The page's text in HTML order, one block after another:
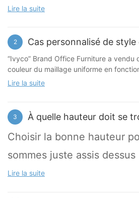
Lire la suite
2 Cas personnalisé de
“Ivyco” Brand Office Furniture a
couleur du maillage uniforme en
professionnalisme soit présenté.
Lire la suite
3 À quelle hauteur doit se
Choisir la bonne hauteur
sommes juste assis
Lire la suite